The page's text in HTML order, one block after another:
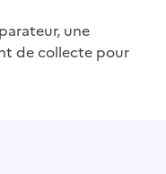
une
de collecte pour